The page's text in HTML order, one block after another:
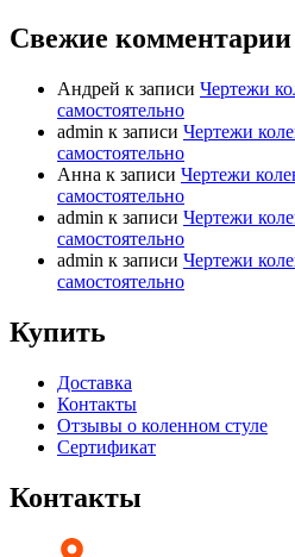
Свежие комментарии
Андрей к записи Чертежи
самостоятельно
admin к записи Чертежи
самостоятельно
Анна к записи Чертежи
самостоятельно
admin к записи Чертежи
самостоятельно
admin к записи Чертежи
самостоятельно
Купить
Доставка
Контакты
Отзывы о коленном стуле
Сертификат
Контакты